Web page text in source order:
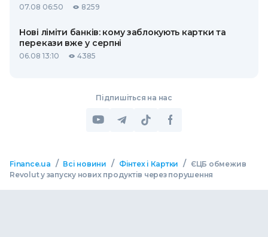
07.08 06:50 8259
Нові ліміти банків: кому заблокують картки та
перекази вже у серпні
06.08 13:10 4385
Підпишіться на нас
Finance.ua / Всі новини / Фінтех і Картки /
ЄЦБ обмежив
Revolut у запуску нових продуктів через порушення